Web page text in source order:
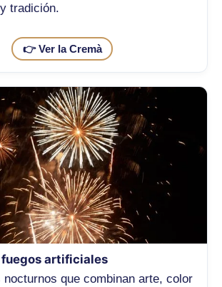
tradición.
👉 Ver la Cremà
artificiales
nocturnos que combinan arte, color